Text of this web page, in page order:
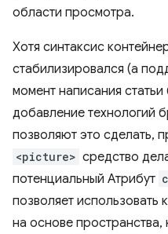
области просмотра.
Хотя синтаксис
стабилизировался (а
момент написания статьи
добавление технологий
позволяют это сделать,
<picture> средство
потенциальный Атрибут
позволяет использовать
на основе пространства,